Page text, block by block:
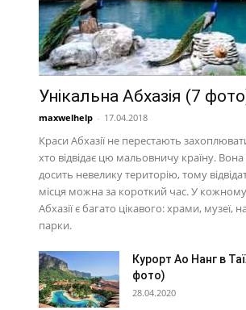
Унікальна Абхазія (7
maxwelhelp - 17.04.2018
Краси Абхазії не перестають
хто відвідає цю мальовничу країну.
досить невелику територію, тому
місця можна за короткий час. У кожному
Абхазії є багато цікавого: храми, музеї,
парки.
Курорт Ао Нанг в
фото)
28.04.2020